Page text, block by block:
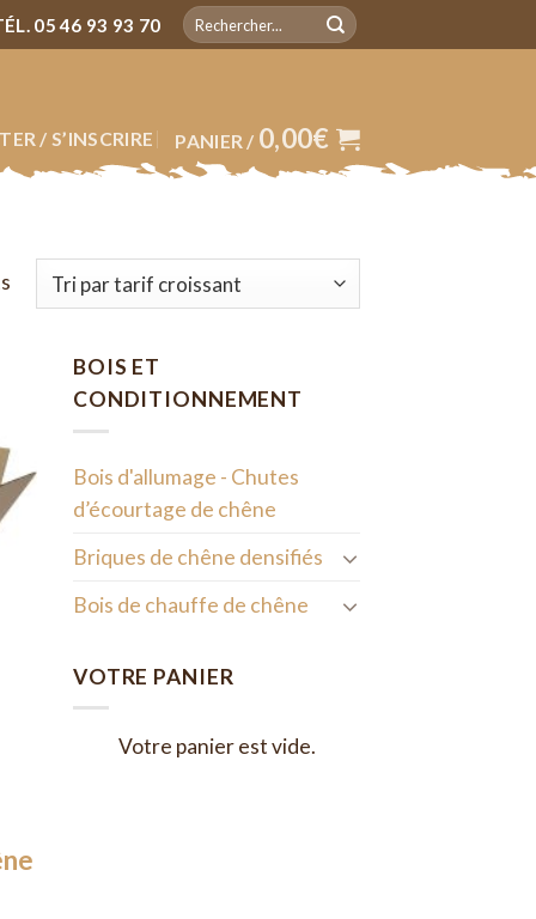
05 46 93 93 70
Recherche
pour :
/ S’INSCRIRE PANIER / 0,00€
BOIS ET
CONDITIONNEMENT
Bois d'allumage - Chutes
d’écourtage de chêne
Briques de chêne densifiés
Bois de chauffe de chêne
VOTRE PANIER
Votre panier est vide.